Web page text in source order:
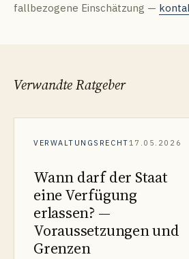
fallbezogene Einschätzung —
Verwandte Ratgeber
VERWALTUNGSRECHT17.05.2026
Wann darf der Staat
eine Verfügung
erlassen? —
Voraussetzungen und
Grenzen